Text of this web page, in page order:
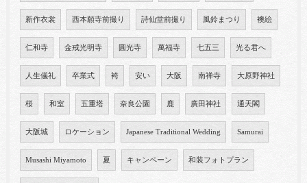
新作衣裳 西本願寺前撮り 詩仙堂前撮り 風鈴まつり 襖絵
仁和寺 金戒光明寺 圓光寺 萬福寺 七五三 光る君へ
人生儀礼 卒業式 袴 安い 大阪 南禅寺 大原野神社
桜 和室 五重塔 奈良公園 鹿 廣田神社 通天閣
大阪城 ロケーション Japanese Traditional Wedding Samurai
Musashi Miyamoto 夏 キャンペーン 和装フォトプラン